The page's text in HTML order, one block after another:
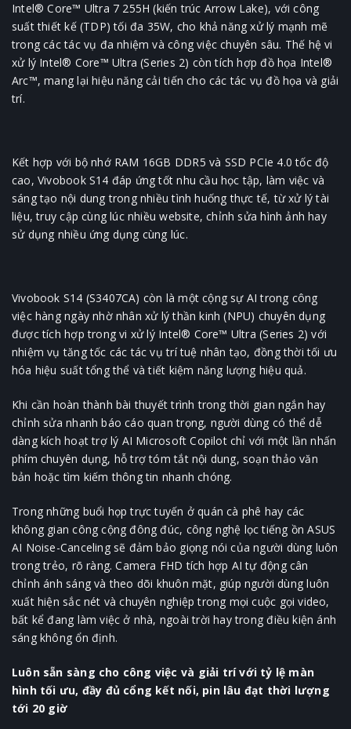
Intel® Core™ Ultra 7 255H (kiến trúc Arrow Lake), với công
suất thiết kế (TDP) tối đa 35W, cho khả năng xử lý mạnh mẽ
trong các tác vụ đa nhiệm và công việc chuyên sâu. Thế hệ vi
xử lý Intel® Core™ Ultra (Series 2) còn tích hợp đồ họa Intel®
Arc™, mang lại hiệu năng cải tiến cho các tác vụ đồ họa và giải
trí.
Kết hợp với bộ nhớ RAM 16GB DDR5 và SSD PCIe 4.0 tốc độ
cao, Vivobook S14 đáp ứng tốt nhu cầu học tập, làm việc và
sáng tạo nội dung trong nhiều tình huống thực tế, từ xử lý tài
liệu, truy cập cùng lúc nhiều website, chỉnh sửa hình ảnh hay
sử dụng nhiều ứng dụng cùng lúc.
Vivobook S14 (S3407CA) còn là một cộng sự AI trong công
việc hàng ngày nhờ nhân xử lý thần kinh (NPU) chuyên dụng
được tích hợp trong vi xử lý Intel® Core™ Ultra (Series 2) với
nhiệm vụ tăng tốc các tác vụ trí tuệ nhân tạo, đồng thời tối ưu
hóa hiệu suất tổng thể và tiết kiệm năng lượng hiệu quả.
Khi cần hoàn thành bài thuyết trình trong thời gian ngắn hay
chỉnh sửa nhanh báo cáo quan trọng, người dùng có thể dễ
dàng kích hoạt trợ lý AI Microsoft Copilot chỉ với một lần nhấn
phím chuyên dụng, hỗ trợ tóm tắt nội dung, soạn thảo văn
bản hoặc tìm kiếm thông tin nhanh chóng.
Trong những buổi họp trực tuyến ở quán cà phê hay các
không gian công cộng đông đúc, công nghệ lọc tiếng ồn ASUS
AI Noise-Canceling sẽ đảm bảo giọng nói của người dùng luôn
trong trẻo, rõ ràng. Camera FHD tích hợp AI tự động cân
chỉnh ánh sáng và theo dõi khuôn mặt, giúp người dùng luôn
xuất hiện sắc nét và chuyên nghiệp trong mọi cuộc gọi video,
bất kể đang làm việc ở nhà, ngoài trời hay trong điều kiện ánh
sáng không ổn định.
Luôn sẵn sàng cho công việc và giải trí với tỷ lệ màn
hình tối ưu, đầy đủ cổng kết nối, pin lâu đạt thời lượng
tới 20 giờ